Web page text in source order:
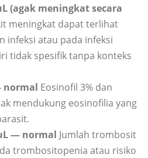
(agak meningkat secara
meningkat dapat terlihat
infeksi atau pada infeksi
tidak spesifik tanpa konteks
normal Eosinofil 3% dan
mendukung eosinofilia yang
— normal Jumlah trombosit
trombositopenia atau risiko